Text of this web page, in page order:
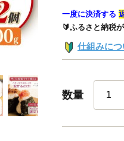
一度に決済する
🔰ふるさと納税
仕組みに
数量